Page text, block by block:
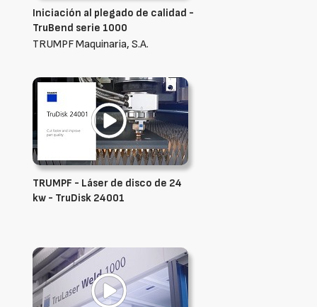
Iniciación al plegado de calidad -
TruBend serie 1000
TRUMPF Maquinaria, S.A.
TRUMPF - Láser de disco de 24
kw - TruDisk 24001